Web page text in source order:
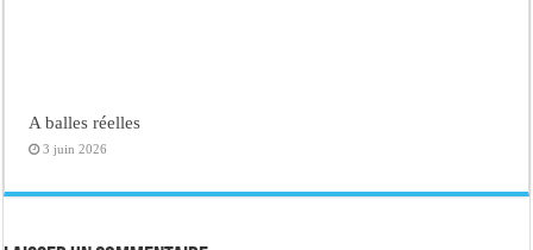
A balles réelles
3 juin 2026